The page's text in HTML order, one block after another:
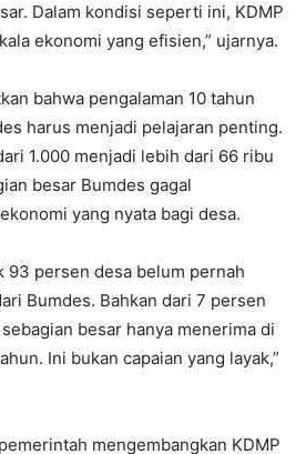
Dalam kondisi seperti ini, KDMP
ekonomi yang efisien,” ujarnya.
bahwa pengalaman 10 tahun
harus menjadi pelajaran penting.
1.000 menjadi lebih dari 66 ribu
besar Bumdes gagal
yang nyata bagi desa.
93 persen desa belum pernah
Bumdes. Bahkan dari 7 persen
besar hanya menerima di
Ini bukan capaian yang layak,”
mengembangkan KDMP